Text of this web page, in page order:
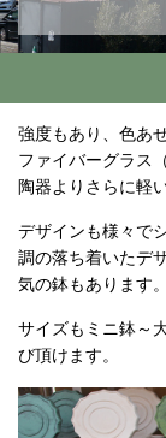
強度もあり、色あ
ファイバーグラス
陶器よりさらに軽
デザインも様々で
調の落ち着いたデ
気の鉢もあります。
サイズもミニ鉢～
び頂けます。